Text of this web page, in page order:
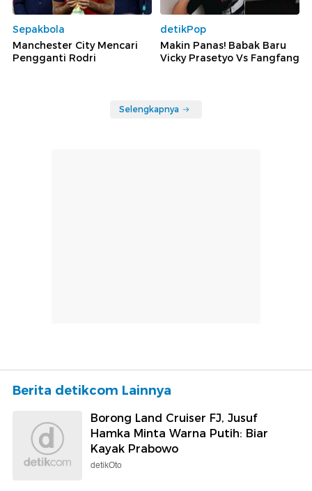
Sepakbola
Manchester City Mencari
Pengganti Rodri
detikPop
Makin Panas! Babak Baru
Vicky Prasetyo Vs Fangfang
Selengkapnya
Berita detikcom Lainnya
Borong Land Cruiser FJ, Jusuf
Hamka Minta Warna Putih: Biar
Kayak Prabowo
detikOto